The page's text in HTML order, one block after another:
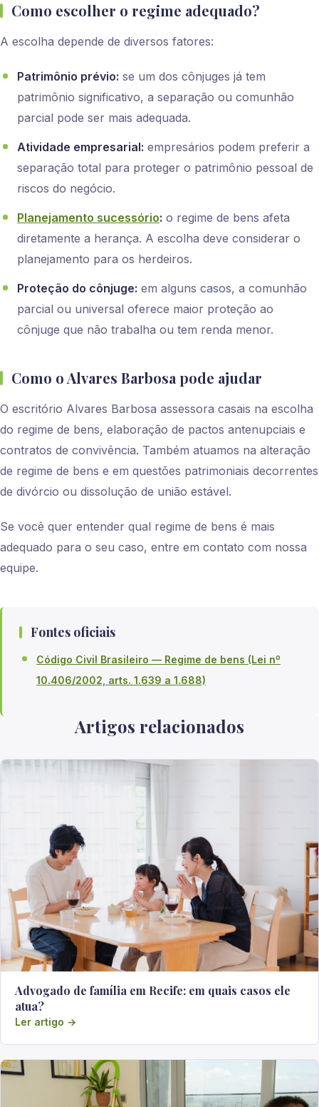
Como escolher o regime adequado?
A escolha depende de diversos fatores:
Patrimônio prévio: se um dos cônjuges já tem
patrimônio significativo, a separação ou comunhão
parcial pode ser mais adequada.
Atividade empresarial: empresários podem preferir a
separação total para proteger o patrimônio pessoal de
riscos do negócio.
Planejamento sucessório: o regime de bens afeta
diretamente a herança. A escolha deve considerar o
planejamento para os herdeiros.
Proteção do cônjuge: em alguns casos, a comunhão
parcial ou universal oferece maior proteção ao
cônjuge que não trabalha ou tem renda menor.
Como o Alvares Barbosa pode ajudar
O escritório Alvares Barbosa assessora casais na escolha
do regime de bens, elaboração de pactos antenupciais e
contratos de convivência. Também atuamos na alteração
de regime de bens e em questões patrimoniais decorrentes
de divórcio ou dissolução de união estável.
Se você quer entender qual regime de bens é mais
adequado para o seu caso, entre em contato com nossa
equipe.
Fontes oficiais
Código Civil Brasileiro — Regime de bens (Lei nº
10.406/2002, arts. 1.639 a 1.688)
Artigos relacionados
Advogado de família em Recife: em quais casos ele
atua?
Ler artigo →